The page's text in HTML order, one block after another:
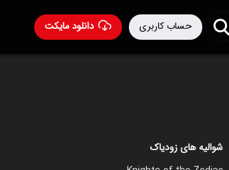
دانلود مایکت حساب کاربری
شوالیه های زودیاک